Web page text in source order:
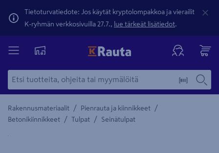
Tietoturvatiedote: Jos käytät kryptolompakkoa ja vierailit
K-ryhmän verkkosivuilla 27.7., lue tärkeät lisätiedot.
Rakennusmateriaalit / Pienrauta ja kiinnikkeet /
Betonikiinnikkeet / Tulpat / Seinätulpat
Yksityiskohtainen kuvaus löytyy Tuotteen kuvaus -